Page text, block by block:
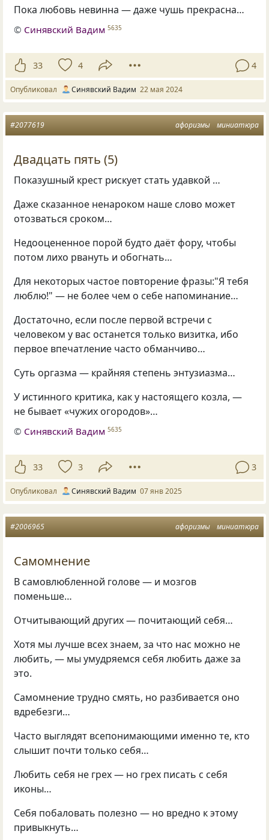
Пока любовь невинна — даже чушь прекрасна…
© Синявский Вадим 5635
33 4 4
Опубликовал Синявский Вадим 22 мая 2024
афоризмы миниатюра
#2077619
Двадцать пять (5)
Показушный крест рискует стать удавкой …
Даже сказанное ненароком наше слово может
отозваться сроком…
Недооцененное порой будто даёт фору, чтобы
потом лихо рвануть и обогнать…
Для некоторых частое повторение фразы:"Я тебя
люблю!" — не более чем о себе напоминание…
Достаточно, если после первой встречи с
человеком у вас останется только визитка, ибо
первое впечатление часто обманчиво…
Суть оргазма — крайняя степень энтузиазма…
У истинного критика, как у настоящего козла, —
не бывает «чужих огородов»…
© Синявский Вадим 5635
33 3 3
Опубликовал Синявский Вадим 07 янв 2025
афоризмы миниатюра
#2006965
Самомнение
В самовлюбленной голове — и мозгов
поменьше…
Отчитывающий других — почитающий себя…
Хотя мы лучше всех знаем, за что нас можно не
любить, — мы умудряемся себя любить даже за
это.
Самомнение трудно смять, но разбивается оно
вдребезги…
Часто выглядят всепонимающими именно те, кто
слышит почти только себя…
Любить себя не грех — но грех писать с себя
иконы…
Себя побаловать полезно — но вредно к этому
привыкнуть…